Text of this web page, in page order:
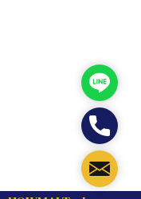
Line
Phone
Mail